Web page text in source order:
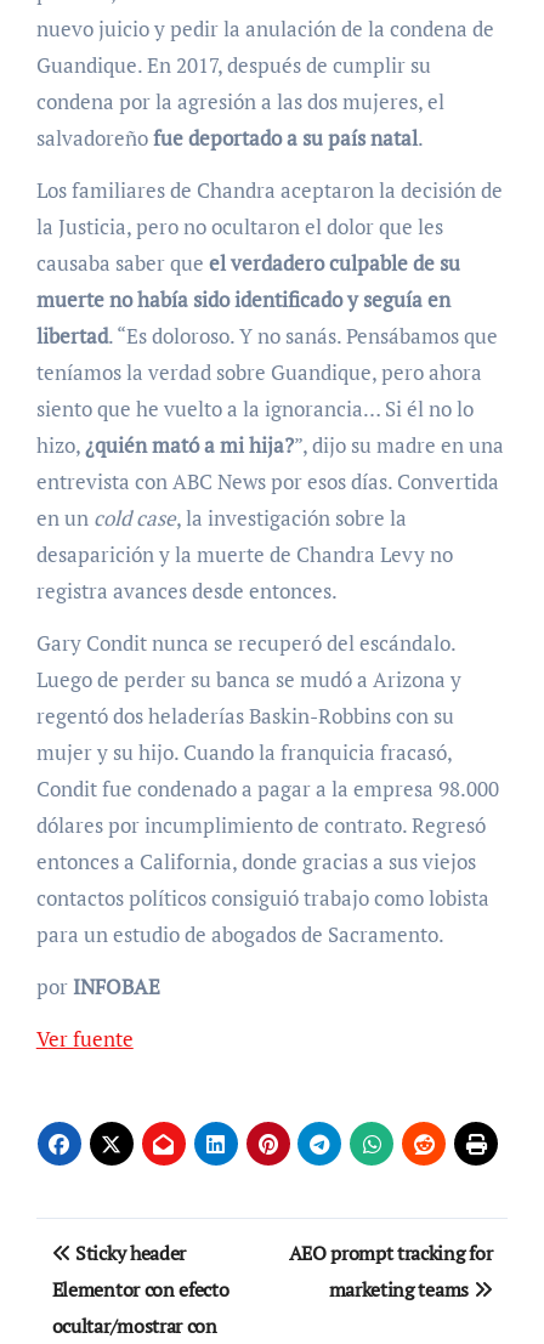
nuevo juicio y pedir la anulación de la condena de
Guandique. En 2017, después de cumplir su
condena por la agresión a las dos mujeres, el
salvadoreñofue deportado a su país natal.
Los familiares de Chandra aceptaron la decisión de
la Justicia, pero no ocultaron el dolor que les
causaba saber que el verdadero culpable de su
muerte no había sido identificado y seguía en
libertad. “Es doloroso. Y no sanás. Pensábamos que
teníamos la verdad sobre Guandique, pero ahora
siento que he vuelto a la ignorancia… Si él no lo
hizo,¿quién mató a mi hija?”, dijo su madre en una
entrevista con ABC News por esos días. Convertida
en un cold case, la investigación sobre la
desaparición y la muerte de Chandra Levy no
registra avances desde entonces.
Gary Condit nunca se recuperó del escándalo.
Luego de perder su banca se mudó a Arizona y
regentó dos heladerías Baskin-Robbins con su
mujer y su hijo. Cuando la franquicia fracasó,
Condit fue condenado a pagar a la empresa 98.000
dólares por incumplimiento de contrato. Regresó
entonces a California, donde gracias a sus viejos
contactos políticos consiguió trabajo como lobista
para un estudio de abogados de Sacramento.
porINFOBAE
Ver fuente
Navegación
de
Sticky header
Elementor con efecto
ocultar/mostrar con
AEO prompt tracking for
marketing teams